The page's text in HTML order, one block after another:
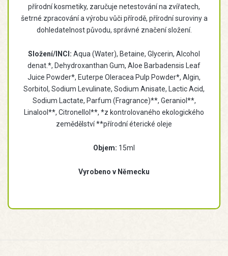
přírodní kosmetiky, zaručuje netestování na zvířatech,
šetrné zpracování a výrobu vůči přírodě, přírodní suroviny a
dohledatelnost původu, správné značení složení.
Složení/INCI: Aqua (Water), Betaine, Glycerin, Alcohol
denat.*, Dehydroxanthan Gum, Aloe Barbadensis Leaf
Juice Powder*, Euterpe Oleracea Pulp Powder*, Algin,
Sorbitol, Sodium Levulinate, Sodium Anisate, Lactic Acid,
Sodium Lactate, Parfum (Fragrance)**, Geraniol**,
Linalool**, Citronellol**, *z kontrolovaného ekologického
zemědělství **přírodní éterické oleje
Objem: 15ml
Vyrobeno v Německu